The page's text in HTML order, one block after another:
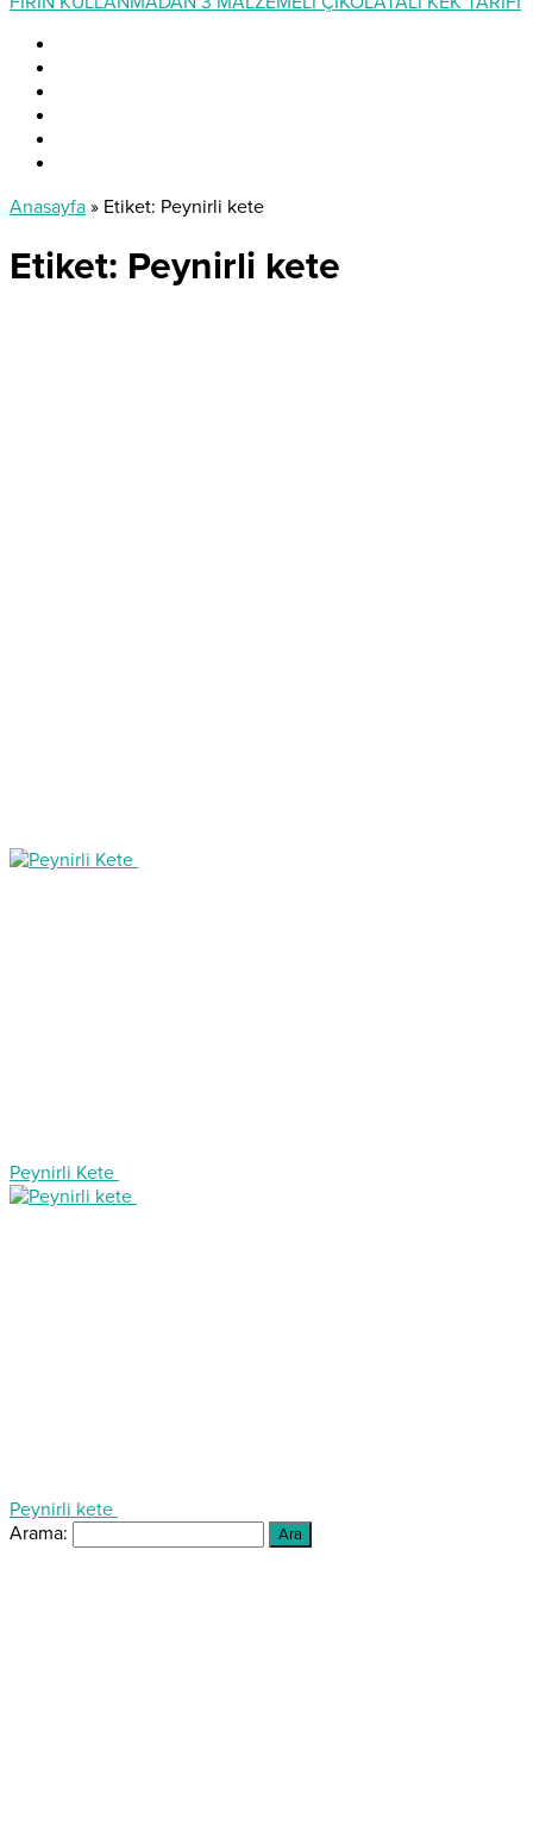
Anasayfa » Etiket: Peynirli kete
Etiket: Peynirli kete
Peynirli Kete
Peynirli kete
Arama: